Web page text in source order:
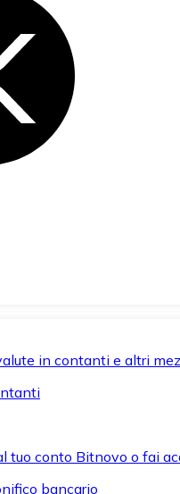
in contanti e altri
tuo conto Bitnovo o fai
bancario